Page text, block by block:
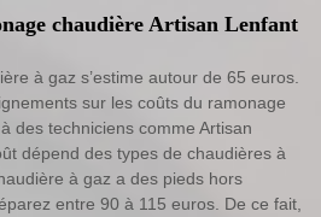
chaudière Artisan Lenfant
à gaz s’estime autour de 65 euros.
sur les coûts du ramonage
des techniciens comme Artisan
dépend des types de chaudières à
à gaz a des pieds hors
entre 90 à 115 euros. De ce fait,